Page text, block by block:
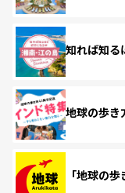
知れば知る
地球の歩き
「地球の